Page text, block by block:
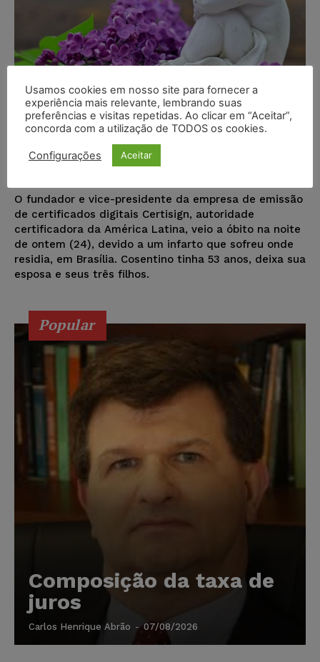
Morre Júlio Cosentino, vice-
presidente da Certisign
O fundador e vice-presidente da empresa de emissão
de certificados digitais Certisign, autoridade
certificadora da América Latina, veio a óbito na noite
de ontem (24), devido a um infarto que sofreu onde
residia, em Brasília. Cosentino tinha 53 anos, deixa sua
esposa e seus três filhos.
Popular
Composição da taxa de
juros
Carlos Henrique Abrão - 07/08/2026
Usamos cookies em nosso site para fornecer a
experiência mais relevante, lembrando suas
preferências e visitas repetidas. Ao clicar em “Aceitar”,
concorda com a utilização de TODOS os cookies.
Configurações Aceitar